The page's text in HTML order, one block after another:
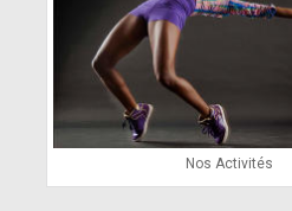
Nos Activités